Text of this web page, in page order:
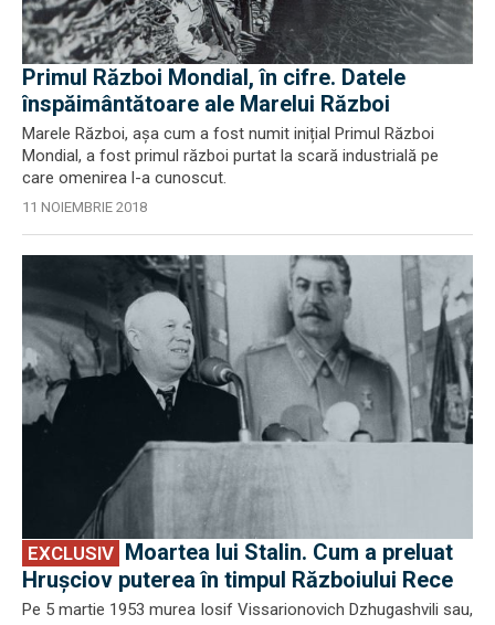
Primul Război Mondial, în cifre. Datele
înspăimântătoare ale Marelui Război
Marele Război, așa cum a fost numit inițial Primul Război
Mondial, a fost primul război purtat la scară industrială pe
care omenirea l-a cunoscut.
11 NOIEMBRIE 2018
EXCLUSIV
Hrușciov puterea în timpul Războiului Rece
Pe 5 martie 1953 murea Iosif Vissarionovich Dzhugashvili sau,